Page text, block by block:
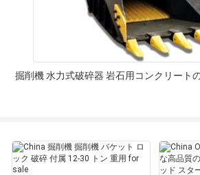
掘削機 水力式破碎器 岩石用コンクリート